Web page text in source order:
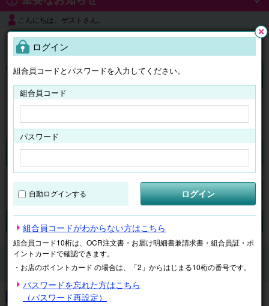
こんにちは、ゲストさん。
よくある質問
ログイン
チケット マイページ
検索
チケット 遊園地・水族館
1,200円分引換金券付王国パスポート前売券2026
ログイン
組合員コードとパスワードを入力してください。
組合員コード
パスワード
自動ログインする ログイン
組合員コードがわからない方はこちら
組合員コード10桁は、OCR注文書・お届け明細書兼請求書・組合員証・ポ
イントカードで確認できます。
・お店のポイントカード の場合は、「2」からはじまる10桁の番号です。
パスワードを忘れた方はこちら
（パスワード再設定）